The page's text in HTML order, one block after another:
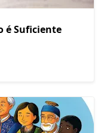
é Suficiente